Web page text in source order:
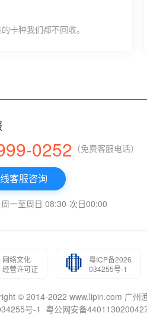
卡种我们都不回收。
0252 （免费客服电话）
客服咨询
一至周日 08:30-次日00:00
网络文化
经营许可证
粤ICP备2026
034255号-1
© 2014-2022 www.lipin.com 广州
号-1 粤公网安备